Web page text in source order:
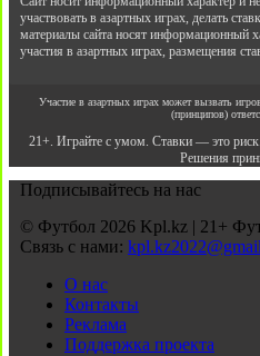
участвовать в азартных играх, делать
материалы сайта носят информационный
участия в азартных играх, размещения
Участие в азартных играх может вызвать
(принципов)
21+. Играйте с умом. Ставки — это
Решения
Подписывайтесь на нас
© Футбол 2026 Kpl.kz | 21+
Связь с нами:
О нас
Контакты
Реклама
Поддержка проекта